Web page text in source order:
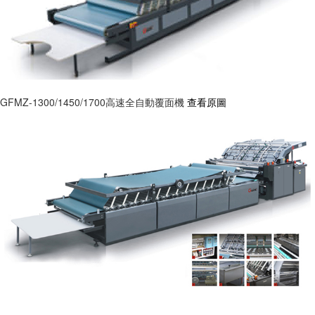
GFMZ-1300/1450/1700高速全自動覆面機 查看原圖